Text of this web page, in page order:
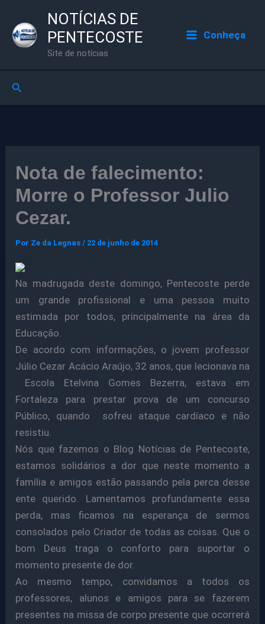
para
NOTÍCIAS DE
PENTECOSTE
Site de notícias
Conheça
Pesquisar
Nota de falecimento:
Morre o Professor Julio
Cezar.
Por Ze da Legnas/ 22 de junho de 2014
Na madrugada deste domingo, Pentecoste perde
um grande profissional e uma pessoa muito
estimada por todos, principalmente na área da
Educação.
De acordo com informações, o jovem professor
Júlio Cezar Acácio Araújo, 32 anos, que lecionava na
Escola Etelvina Gomes Bezerra, estava em
Fortaleza para prestar prova de um concurso
Público, quando sofreu ataque cardíaco e não
resistiu.
Nós que fazemos o Blog Notícias de Pentecoste,
estamos solidários a dor que neste momento a
família e amigos estão passando pela perca desse
ente querido. Lamentamos profundamente essa
perda, mas ficamos na esperança de sermos
consolados pelo Criador de todas as coisas. Que o
bom Deus traga o conforto para suportar o
momento presente de dor.
Ao mesmo tempo, convidamos a todos os
professores, alunos e amigos para se fazerem
presentes na missa de corpo presente que ocorrerá